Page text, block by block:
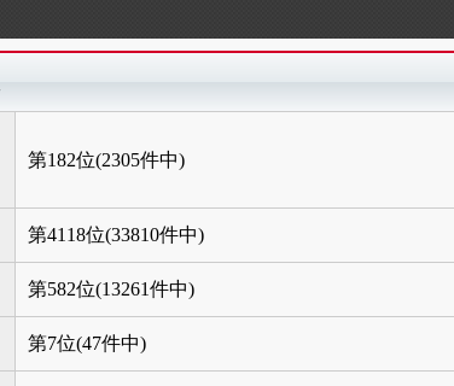
第182位(2305件中)
第4118位(33810件中)
第582位(13261件中)
第7位(47件中)